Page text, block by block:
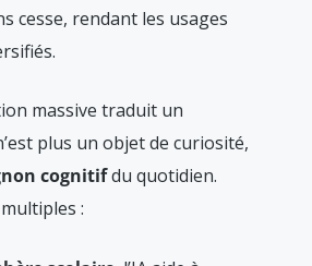
cesse, rendant les usages
massive traduit un
plus un objet de curiosité,
cognitifdu quotidien.
: